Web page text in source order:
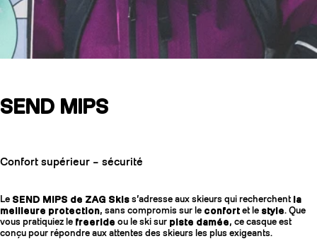
SEND MIPS
Confort supérieur – sécurité
Le SEND MIPS de ZAG Skis s’adresse aux skieurs qui recherchent la
meilleure protection, sans compromis sur le confort et le style. Que
vous pratiquiez le freeride ou le ski sur piste damée, ce casque est
conçu pour répondre aux attentes des skieurs les plus exigeants.